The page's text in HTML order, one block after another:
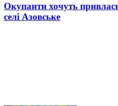
Окупанти хочуть
селі Азовське